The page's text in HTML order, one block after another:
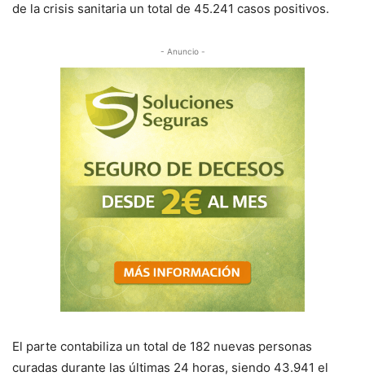
de la crisis sanitaria un total de 45.241 casos positivos.
- Anuncio -
El parte contabiliza un total de 182 nuevas personas
curadas durante las últimas 24 horas, siendo 43.941 el